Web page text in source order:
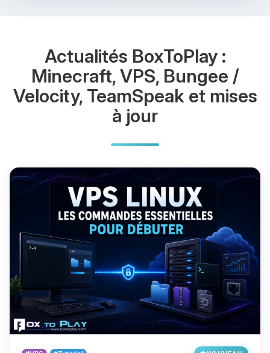
Actualités BoxToPlay :
Minecraft, VPS, Bungee /
Velocity, TeamSpeak et mises
à jour